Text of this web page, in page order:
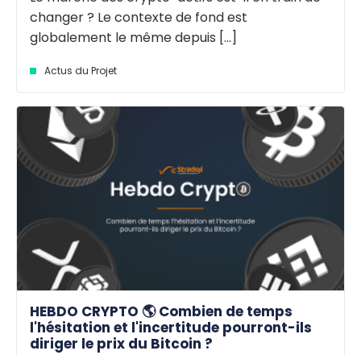
changer ? Le contexte de fond est
globalement le même depuis [...]
Actus du Projet
HEBDO CRYPTO 🌎 Combien de temps
l'hésitation et l'incertitude pourront-ils
diriger le prix du Bitcoin ?